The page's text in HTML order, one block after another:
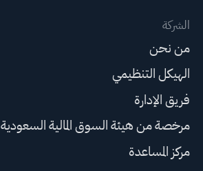
الشركة
من نحن
الهيكل التنظيمي
فريق الإدارة
مرخصة من هيئة السوق المالية السعودية
مركز المساعدة